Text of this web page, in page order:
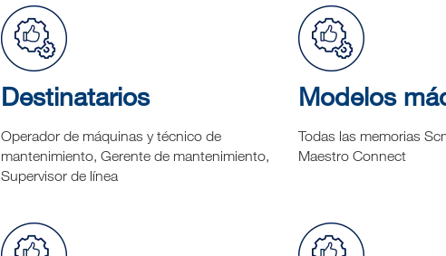
Destinatarios
Operador de máquinas y técnico de
mantenimiento, Gerente de mantenimiento,
Supervisor de línea
Modelos
Todas las memorias
Maestro Connect